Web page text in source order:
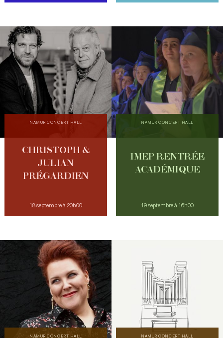
NAMUR CONCERT HALL
CHRISTOPH &
JULIAN
PRÉGARDIEN
18 septembre à 20h00
NAMUR CONCERT HALL
IMEP RENTRÉE
ACADÉMIQUE
19 septembre à 16h00
NAMUR CONCERT HALL NAMUR CONCERT HALL